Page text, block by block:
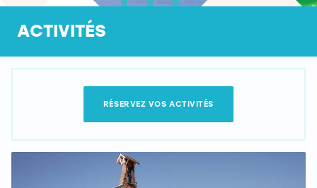
ACTIVITÉS
RÉSERVEZ VOS ACTIVITÉS